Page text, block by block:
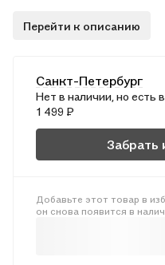
учебного материала
функциональная,
стохастическая,
изложенный в форме
метапредметные умения и
Перейти к описанию
Санкт-Петербург
Нет в наличии, но есть
1 499 ₽
Забрать
Добавьте этот товар в
он снова появится в